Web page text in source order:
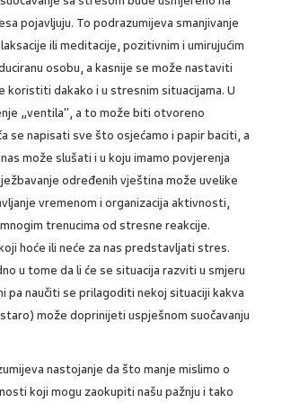
pojavljuju. To podrazumijeva smanjivanje
ili meditacije, pozitivnim i umirujućim
osobu, a kasnije se može nastaviti
dakako i u stresnim situacijama. U
„ventila", a to može biti otvoreno
se napisati sve što osjećamo i papir baciti, a
može slušati i u koju imamo povjerenja
određenih vještina može uvelike
vremenom i organizacija aktivnosti,
trenucima od stresne reakcije.
hoće ili neće za nas predstavljati stres.
u tome da li će se situacija razviti u smjeru
pa naučiti se prilagoditi nekoj situaciji kakva
može doprinijeti uspješnom suočavanju
nastojanje da što manje mislimo o
koji mogu zaokupiti našu pažnju i tako